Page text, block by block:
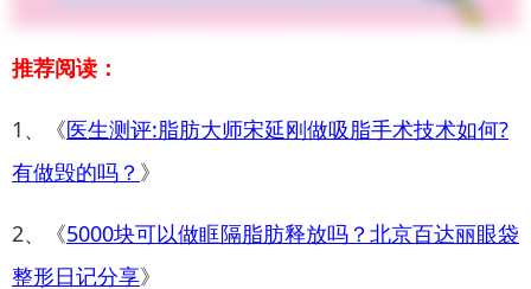
推荐阅读：
1、《医生测评:脂肪大师宋延刚做吸脂手术技术如何?
有做毁的吗？ 》
2、《5000块可以做眶隔脂肪释放吗？北京百达丽眼袋
整形日记分享》